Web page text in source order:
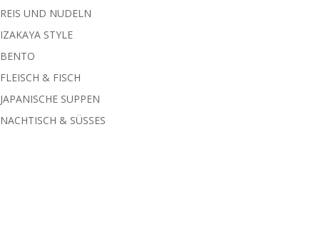
REIS UND NUDELN
IZAKAYA STYLE
BENTO
FLEISCH & FISCH
JAPANISCHE SUPPEN
NACHTISCH & SÜSSES